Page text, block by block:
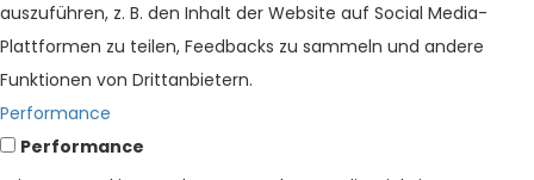
auszuführen, z. B. den Inhalt der Website auf Social Media-
Plattformen zu teilen, Feedbacks zu sammeln und andere
Funktionen von Drittanbietern.
Performance
Performance